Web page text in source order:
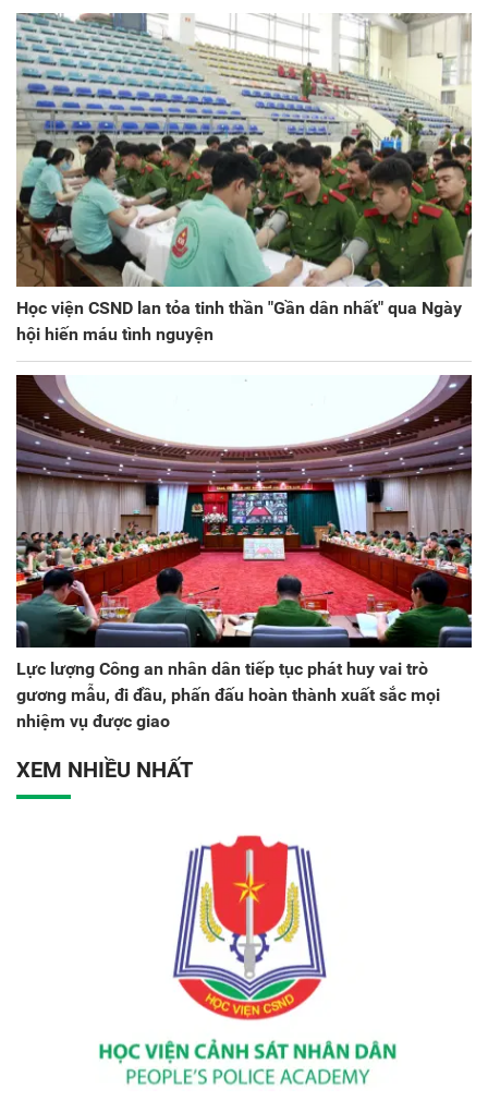
Học viện CSND lan tỏa tinh thần "Gần dân nhất" qua Ngày
hội hiến máu tình nguyện
Lực lượng Công an nhân dân tiếp tục phát huy vai trò
gương mẫu, đi đầu, phấn đấu hoàn thành xuất sắc mọi
nhiệm vụ được giao
XEM NHIỀU NHẤT